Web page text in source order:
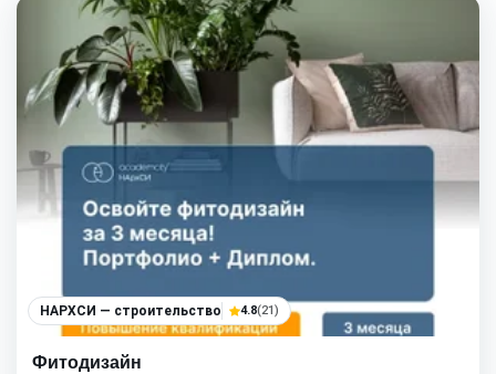
НАРХСИ — строительство 4.8(21)
Фитодизайн